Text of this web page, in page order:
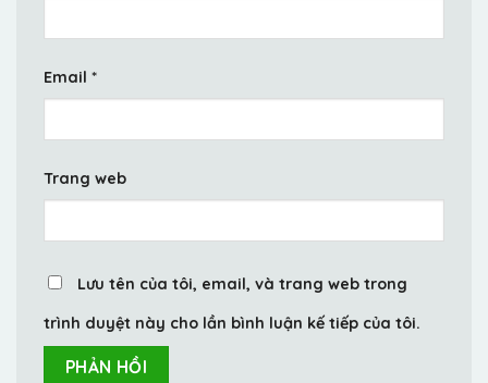
Email *
Trang web
Lưu tên của tôi, email, và trang web trong
trình duyệt này cho lần bình luận kế tiếp của tôi.